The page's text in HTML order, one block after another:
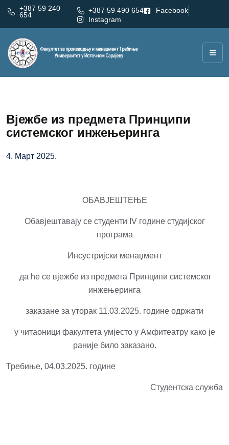
+387 59 240
654
+387 59 490 654
Facebook
Instagram
Вјежбе из предмета Принципи
системског инжењеринга
4. Март 2025.
ОБАВЈЕШТЕЊЕ
Обавјештавају се студенти IV године студијског
програма
Инсустријски менаџмент
да ће се вјежбе из предмета Принципи системског
инжењеринга
заказане за уторак 11.03.2025. године одржати
у читаоници факултета умјесто у Амфитеатру како је
раније било заказано.
Требиње, 04.03.2025. године
Студентска служба